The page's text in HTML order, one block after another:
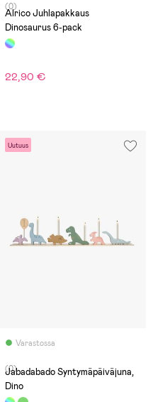
(0)
Alrico Juhlapakkaus
Dinosaurus 6-pack
22,90 €
Uutuus
Varastossa
(0)
Jabadabado Syntymäpäiväjuna,
Dino